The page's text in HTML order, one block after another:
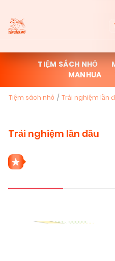
TIỆM SÁCH NHỎ
MANHUA
Tiệm sách nhỏ Trải nghiệm lần
Trải nghiệm lần đầu